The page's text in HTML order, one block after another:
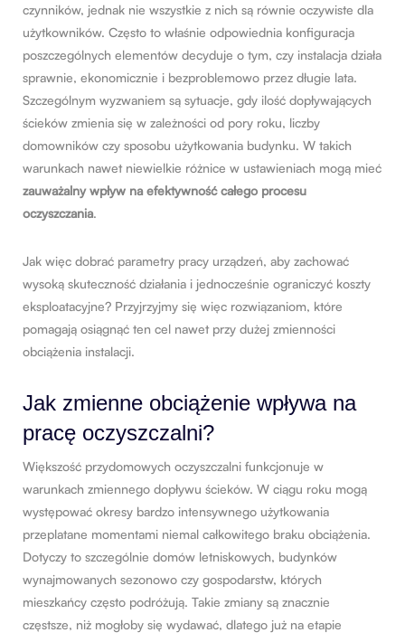
czynników, jednak nie wszystkie z nich są równie oczywiste dla
użytkowników. Często to właśnie odpowiednia konfiguracja
poszczególnych elementów decyduje o tym, czy instalacja działa
sprawnie, ekonomicznie i bezproblemowo przez długie lata.
Szczególnym wyzwaniem są sytuacje, gdy ilość dopływających
ścieków zmienia się w zależności od pory roku, liczby
domowników czy sposobu użytkowania budynku. W takich
warunkach nawet niewielkie różnice w ustawieniach mogą mieć
zauważalny wpływ na efektywność całego procesu
oczyszczania.
Jak więc dobrać parametry pracy urządzeń, aby zachować
wysoką skuteczność działania i jednocześnie ograniczyć koszty
eksploatacyjne? Przyjrzyjmy się więc rozwiązaniom, które
pomagają osiągnąć ten cel nawet przy dużej zmienności
obciążenia instalacji.
Jak zmienne obciążenie wpływa na
pracę oczyszczalni?
Większość przydomowych oczyszczalni funkcjonuje w
warunkach zmiennego dopływu ścieków. W ciągu roku mogą
występować okresy bardzo intensywnego użytkowania
przeplatane momentami niemal całkowitego braku obciążenia.
Dotyczy to szczególnie domów letniskowych, budynków
wynajmowanych sezonowo czy gospodarstw, których
mieszkańcy często podróżują. Takie zmiany są znacznie
częstsze, niż mogłoby się wydawać, dlatego już na etapie